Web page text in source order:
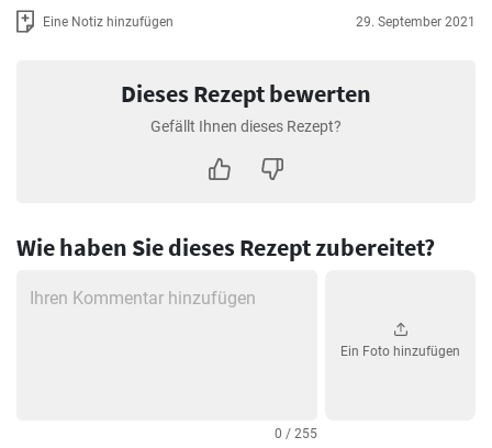
Eine Notiz hinzufügen 29. September 2021
Dieses Rezept bewerten
Gefällt Ihnen dieses Rezept?
Wie haben Sie dieses Rezept zubereitet?
0 / 255
Ein Foto hinzufügen